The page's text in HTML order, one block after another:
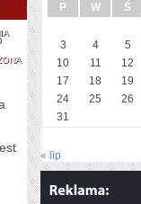
ŻYCIE
CODZIENNE
P W Ś
3
4 5
10
11 12
17
18 19
24
25 26
31
« lip